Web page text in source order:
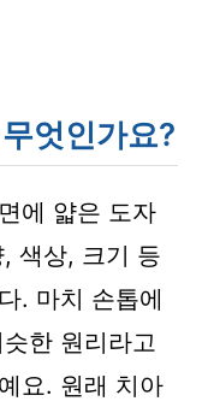
엇인가요?
에 얇은 도자
색상, 크기 등
. 마치 손톱에
한 원리라고
요. 원래 치아